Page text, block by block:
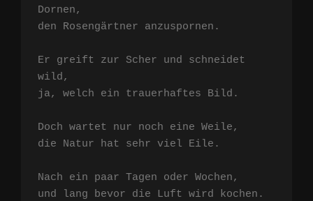
Dornen,
den Rosengärtner anzuspornen.
Er greift zur Scher und schneidet
wild,
ja, welch ein trauerhaftes Bild.
Doch wartet nur noch eine Weile,
die Natur hat sehr viel Eile.
Nach ein paar Tagen oder Wochen,
und lang bevor die Luft wird kochen.